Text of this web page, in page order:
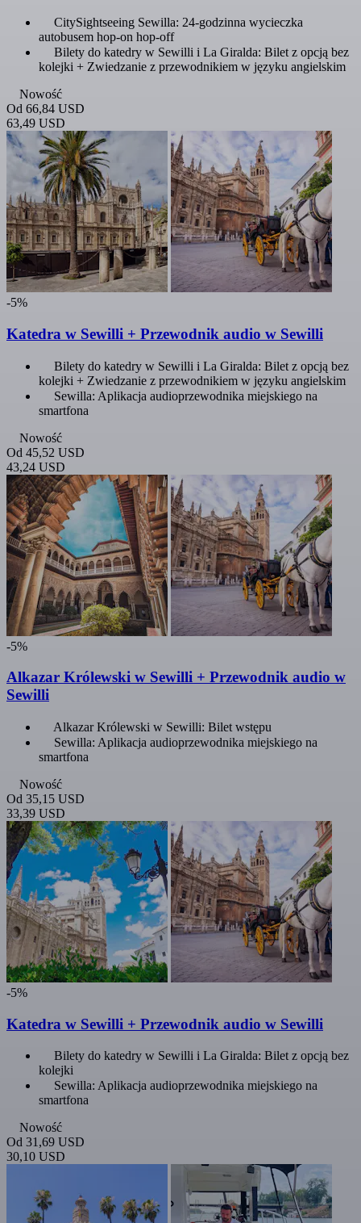
CitySightseeing Sewilla: 24-godzinna wycieczka
autobusem hop-on hop-off
Bilety do katedry w Sewilli i La Giralda: Bilet z opcją bez
kolejki + Zwiedzanie z przewodnikiem w języku angielskim
Nowość
Od 66,84 USD
63,49 USD
-5%
Katedra w Sewilli + Przewodnik audio w Sewilli
Bilety do katedry w Sewilli i La Giralda: Bilet z opcją bez
kolejki + Zwiedzanie z przewodnikiem w języku angielskim
Sewilla: Aplikacja audioprzewodnika miejskiego na
smartfona
Nowość
Od 45,52 USD
43,24 USD
-5%
Alkazar Królewski w Sewilli + Przewodnik audio w
Sewilli
Alkazar Królewski w Sewilli: Bilet wstępu
Sewilla: Aplikacja audioprzewodnika miejskiego na
smartfona
Nowość
Od 35,15 USD
33,39 USD
-5%
Katedra w Sewilli + Przewodnik audio w Sewilli
Bilety do katedry w Sewilli i La Giralda: Bilet z opcją bez
kolejki
Sewilla: Aplikacja audioprzewodnika miejskiego na
smartfona
Nowość
Od 31,69 USD
30,10 USD